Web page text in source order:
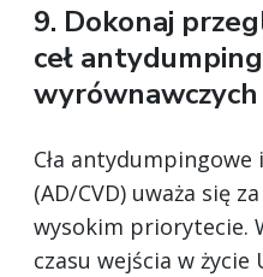
9. Dokonaj
ceł
wyrównawczych
Cła antydumpingowe
(AD/CVD) uważa się
wysokim priorytecie.
czasu wejścia w życie